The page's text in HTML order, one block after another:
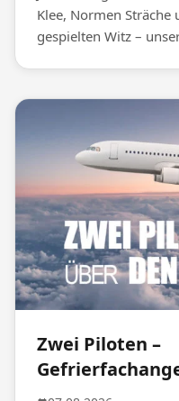
Klee, Normen
gespielten Witz –
Zwei Piloten –